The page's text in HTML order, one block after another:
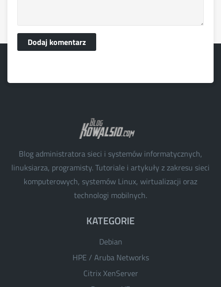
Dodaj komentarz
Blog administratora sieci i systemów informatycznych,
linuksiarza, programisty. Tutoriale i artykuły z zakresu sieci
komputerowych, systemów Linux, wirtualizacji oraz
technologi mobilnych.
KATEGORIE
Debian
HPE / Aruba Networks
Citrix XenServer